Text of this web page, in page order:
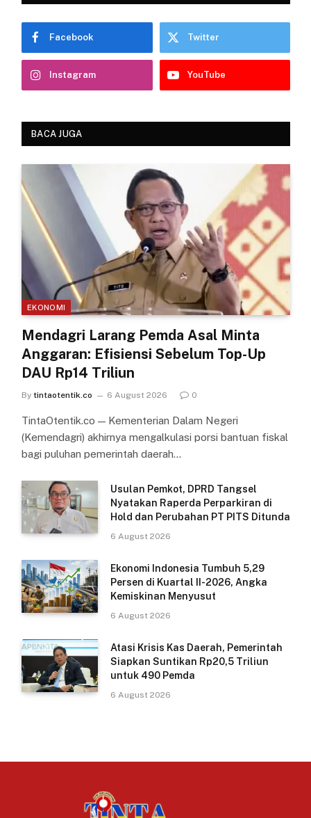
Facebook Twitter
Instagram YouTube
BACA JUGA
EKONOMI
Mendagri Larang Pemda Asal Minta
Anggaran: Efisiensi Sebelum Top-Up
DAU Rp14 Triliun
By tintaotentik.co 6 August 2026 0
TintaOtentik.co — Kementerian Dalam Negeri
(Kemendagri) akhirnya mengalkulasi porsi bantuan fiskal
bagi puluhan pemerintah daerah…
Usulan Pemkot, DPRD Tangsel
Nyatakan Raperda Perparkiran di
Hold dan Perubahan PT PITS Ditunda
6 August 2026
Ekonomi Indonesia Tumbuh 5,29
Persen di Kuartal II-2026, Angka
Kemiskinan Menyusut
6 August 2026
Atasi Krisis Kas Daerah, Pemerintah
Siapkan Suntikan Rp20,5 Triliun
untuk 490 Pemda
6 August 2026